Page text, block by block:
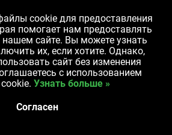
2+1 Сумок
Автоматическая
cookie для предоставления
помогает нам предоставлять
сайте. Вы можете узнать
их, если хотите. Однако,
сайт без изменения
с использованием
Узнать больше »
Согласен